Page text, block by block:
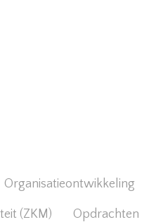
Organisatieontwikkeling
(ZKM) Opdrachten